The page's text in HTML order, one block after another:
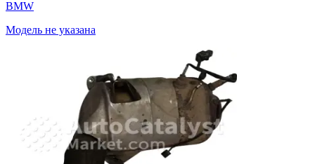
BMW
Модель не указана